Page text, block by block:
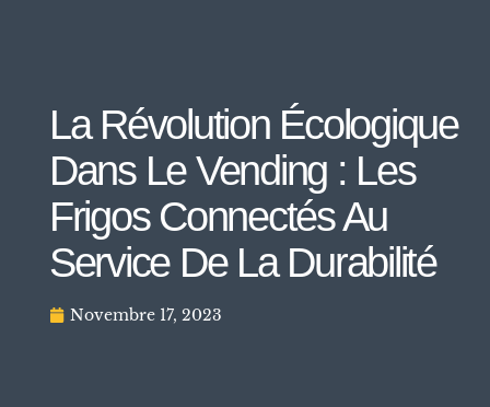
La Révolution Écologique
Dans Le Vending : Les
Frigos Connectés Au
Service De La Durabilité
Novembre 17, 2023